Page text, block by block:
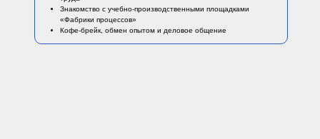
Знакомство с учебно-производственными площадками
«Фабрики процессов»
Кофе-брейк, обмен опытом и деловое общение